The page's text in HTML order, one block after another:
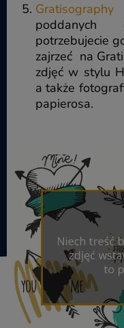
Gratisography
potrzebujecie
zajrzeć na
zdjęć w stylu
a także
papierosa.